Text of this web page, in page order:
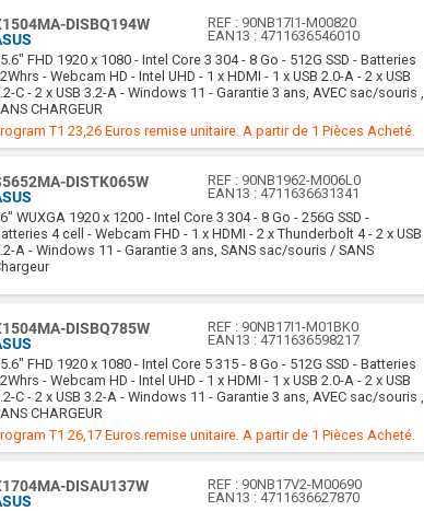
DISBQ194W
REF : 90NB17I1-M00820
EAN13 : 4711636546010
FHD 1920 x 1080 - Intel Core 3 304 - 8 Go - 512G SSD - Batteries
- Webcam HD - Intel UHD - 1 x HDMI - 1 x USB 2.0-A - 2 x USB
C - 2 x USB 3.2-A - Windows 11 - Garantie 3 ans, AVEC sac/souris ,
CHARGEUR
T1 23,26 Euros remise unitaire. A partir de 1 Pièces Acheté.
DISTK065W
REF : 90NB1962-M006L0
EAN13 : 4711636631341
WUXGA 1920 x 1200 - Intel Core 3 304 - 8 Go - 256G SSD -
4 cell - Webcam FHD - 1 x HDMI - 2 x Thunderbolt 4 - 2 x USB
A - Windows 11 - Garantie 3 ans, SANS sac/souris / SANS
DISBQ785W
REF : 90NB17I1-M01BK0
EAN13 : 4711636598217
FHD 1920 x 1080 - Intel Core 5 315 - 8 Go - 512G SSD - Batteries
- Webcam HD - Intel UHD - 1 x HDMI - 1 x USB 2.0-A - 2 x USB
C - 2 x USB 3.2-A - Windows 11 - Garantie 3 ans, AVEC sac/souris ,
CHARGEUR
T1 26,17 Euros remise unitaire. A partir de 1 Pièces Acheté.
DISAU137W
REF : 90NB17V2-M00690
EAN13 : 4711636627870